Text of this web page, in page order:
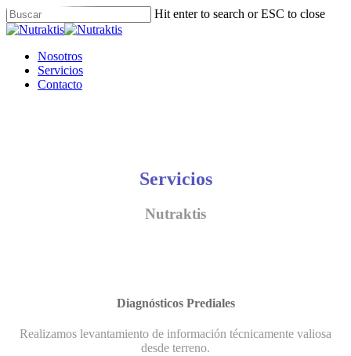
Skip
to
content
Hit enter to search or ESC to close
Close
Menu
Nosotros
Servicios
Contacto
Servicios
Nutraktis
Diagnósticos Prediales
Realizamos levantamiento de información técnicamente valiosa
desde terreno.